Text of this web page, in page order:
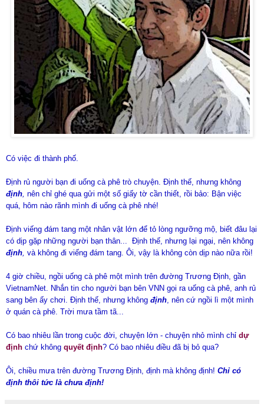
Có việc đi thành phố.
Định rủ người bạn đi uống cà phê trò chuyện. Định thế, nhưng không
định, nên chỉ ghé qua gửi một số giấy tờ cần thiết, rồi bảo: Bận việc
quá, hôm nào rãnh mình đi uống cà phê nhé!
Định viếng đám tang một nhân vật lớn để tỏ lòng ngưỡng mộ, biết đâu lại
có dịp gặp những người bạn thân... Định thế, nhưng lại ngại, nên không
định, và không đi viếng đám tang. Ôi, vậy là không còn dịp nào nữa rồi!
4 giờ chiều, ngồi uống cà phê một mình trên đường Trương Định, gần
VietnamNet. Nhắn tin cho người bạn bên VNN gọi ra uống cà phê, anh rủ
sang bên ấy chơi. Định thế, nhưng không định, nên cứ ngồi lì một mình
ở quán cà phê. Trời mưa tầm tã...
Có bao nhiêu lần trong cuộc đời, chuyện lớn - chuyện nhỏ mình chỉ dự
định chứ không quyết định? Có bao nhiêu điều đã bị bỏ qua?
Ôi, chiều mưa trên đường Trương Định, định mà không định! Chỉ có
định thôi tức là chưa định!